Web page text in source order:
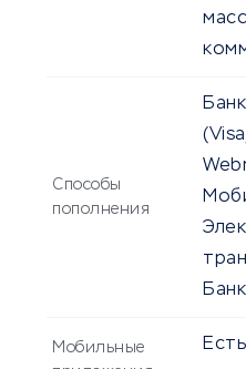
Способы
пополнения
Мобильные